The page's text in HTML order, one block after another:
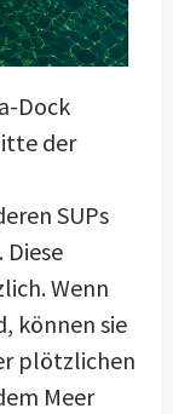
Dock
der
SUPs
Diese
Wenn
können sie
plötzlichen
Meer